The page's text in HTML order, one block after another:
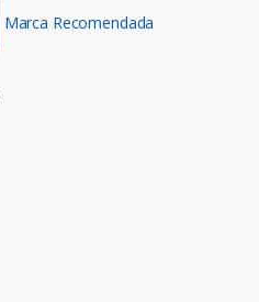
Marca Recomendada